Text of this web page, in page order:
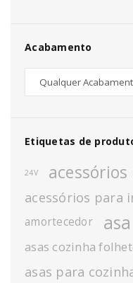
Acabamento
Etiquetas de
24V
acessórios para
amortecedor asa
asas cozinha
asas para